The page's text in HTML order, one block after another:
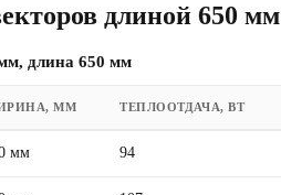
длиной 650 мм
длина 650 мм
ММ ТЕПЛООТДАЧА, ВТ
мм 94